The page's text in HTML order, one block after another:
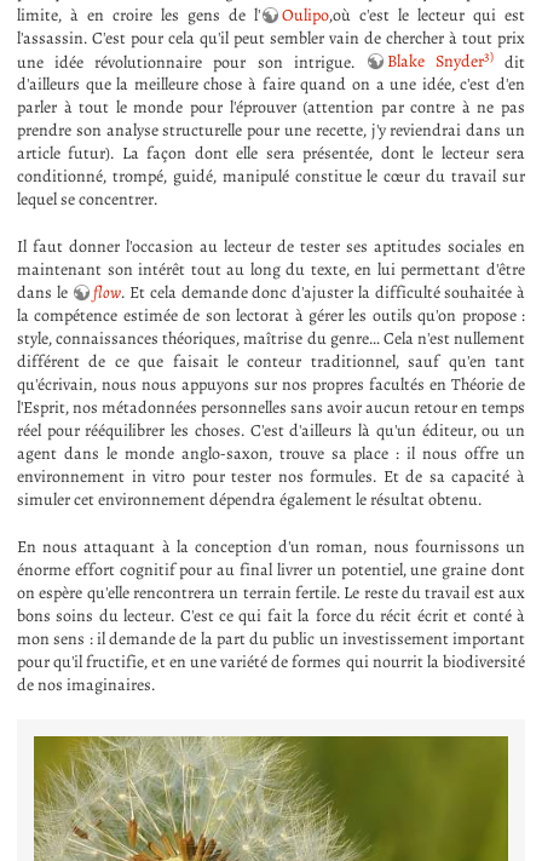
limite, à en croire les gens de l'
Oulipo,où c'est le lecteur qui est
l'assassin. C'est pour cela qu'il peut sembler vain de chercher à tout prix
une idée révolutionnaire pour son intrigue.
Blake Snyder3)dit
d'ailleurs que la meilleure chose à faire quand on a une idée, c'est d'en
parler à tout le monde pour l'éprouver (attention par contre à ne pas
prendre son analyse structurelle pour une recette, j'y reviendrai dans un
article futur). La façon dont elle sera présentée, dont le lecteur sera
conditionné, trompé, guidé, manipulé constitue le cœur du travail sur
lequel se concentrer.
Il faut donner l'occasion au lecteur de tester ses aptitudes sociales en
maintenant son intérêt tout au long du texte, en lui permettant d'être
dans le
flow. Et cela demande donc d'ajuster la difficulté souhaitée à
la compétence estimée de son lectorat à gérer les outils qu'on propose :
style, connaissances théoriques, maîtrise du genre… Cela n'est nullement
différent de ce que faisait le conteur traditionnel, sauf qu'en tant
qu'écrivain, nous nous appuyons sur nos propres facultés en Théorie de
l'Esprit, nos métadonnées personnelles sans avoir aucun retour en temps
réel pour rééquilibrer les choses. C'est d'ailleurs là qu'un éditeur, ou un
agent dans le monde anglo-saxon, trouve sa place : il nous offre un
environnement in vitro pour tester nos formules. Et de sa capacité à
simuler cet environnement dépendra également le résultat obtenu.
En nous attaquant à la conception d'un roman, nous fournissons un
énorme effort cognitif pour au final livrer un potentiel, une graine dont
on espère qu'elle rencontrera un terrain fertile. Le reste du travail est aux
bons soins du lecteur. C'est ce qui fait la force du récit écrit et conté à
mon sens : il demande de la part du public un investissement important
pour qu'il fructifie, et en une variété de formes qui nourrit la biodiversité
de nos imaginaires.